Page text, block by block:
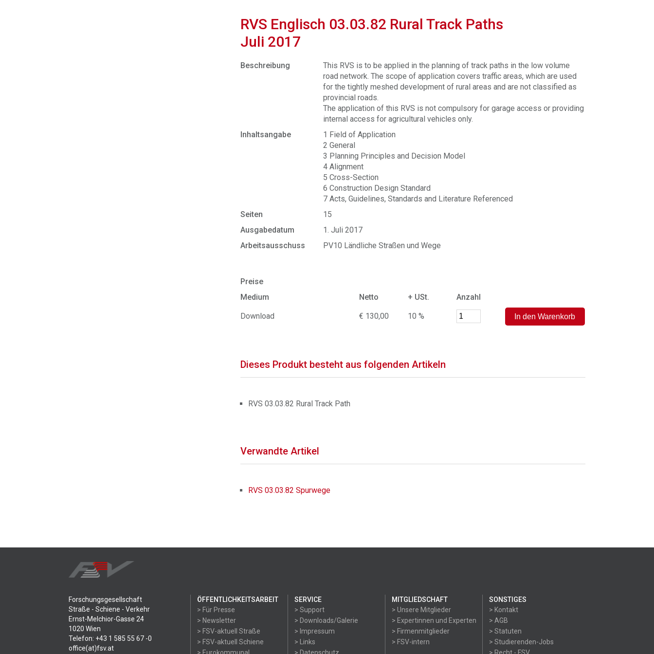
RVS Englisch 03.03.82 Rural Track Paths
Juli 2017
Beschreibung
This RVS is to be applied in the planning of track paths in the low volume
road network. The scope of application covers traffic areas, which are used
for the tightly meshed development of rural areas and are not classified as
provincial roads.
The application of this RVS is not compulsory for garage access or providing
internal access for agricultural vehicles only.
Inhaltsangabe
1 Field of Application
2 General
3 Planning Principles and Decision Model
4 Alignment
5 Cross-Section
6 Construction Design Standard
7 Acts, Guidelines, Standards and Literature Referenced
Seiten
15
Ausgabedatum
1. Juli 2017
Arbeitsausschuss
PV10 Ländliche Straßen und Wege
Preise
Medium
Netto + USt. Anzahl
Download € 130,00 10 %
Dieses Produkt besteht aus folgenden Artikeln
RVS 03.03.82 Rural Track Path
Verwandte Artikel
RVS 03.03.82 Spurwege
Forschungsgesellschaft
Straße - Schiene - Verkehr
Ernst-Melchior-Gasse 24
1020 Wien
Telefon: +43 1 585 55 67 -0
office(at)fsv.at
ÖFFENTLICHKEITSARBEIT
> Für Presse
> Newsletter
> FSV-aktuell Straße
> FSV-aktuell Schiene
SERVICE
> Support
> Downloads/Galerie
> Impressum
> Links
MITGLIEDSCHAFT
> Unsere Mitglieder
> Expertinnen und Experten
> Firmenmitglieder
> FSV-intern
SONSTIGES
> Kontakt
> AGB
> Statuten
> Studierenden-Jobs